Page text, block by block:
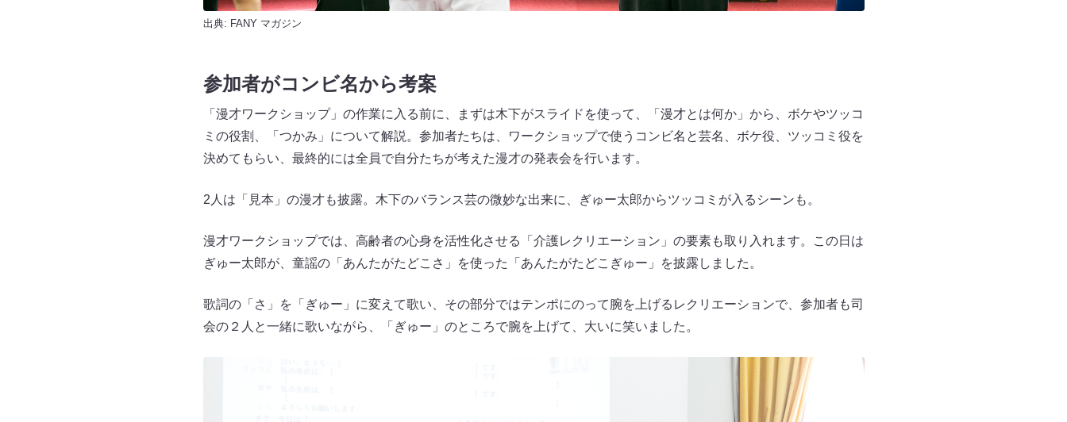
出典: FANY マガジン
参加者がコンビ名から考案
「漫才ワークショップ」の作業に入る前に、まずは木下がスライドを使って、「漫才とは何か」から、ボケやツッコ
ミの役割、「つかみ」について解説。参加者たちは、ワークショップで使うコンビ名と芸名、ボケ役、ツッコミ役を
決めてもらい、最終的には全員で自分たちが考えた漫才の発表会を行います。
2人は「見本」の漫才も披露。木下のバランス芸の微妙な出来に、ぎゅー太郎からツッコミが入るシーンも。
漫才ワークショップでは、高齢者の心身を活性化させる「介護レクリエーション」の要素も取り入れます。この日は
ぎゅー太郎が、童謡の「あんたがたどこさ」を使った「あんたがたどこぎゅー」を披露しました。
歌詞の「さ」を「ぎゅー」に変えて歌い、その部分ではテンポにのって腕を上げるレクリエーションで、参加者も司
会の２人と一緒に歌いながら、「ぎゅー」のところで腕を上げて、大いに笑いました。